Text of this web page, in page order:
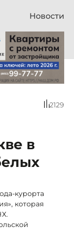
Новости
2129
в
курорта
которая